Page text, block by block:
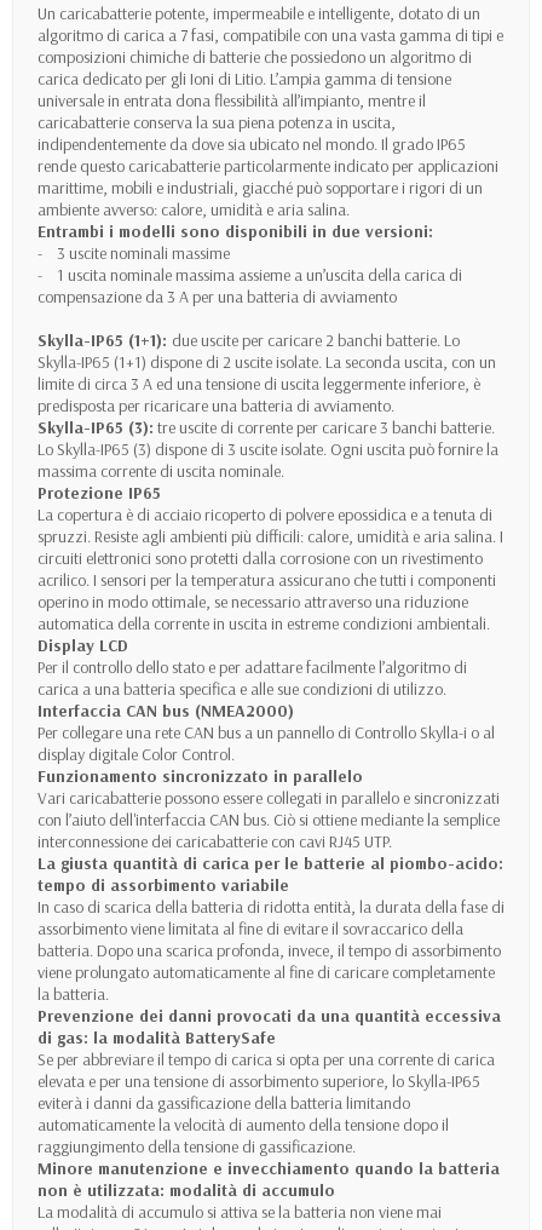
Un caricabatterie potente, impermeabile e intelligente, dotato di un
algoritmo di carica a 7 fasi, compatibile con una vasta gamma di tipi e
composizioni chimiche di batterie che possiedono un algoritmo di
carica dedicato per gli Ioni di Litio. L’ampia gamma di tensione
universale in entrata dona flessibilità all’impianto, mentre il
caricabatterie conserva la sua piena potenza in uscita,
indipendentemente da dove sia ubicato nel mondo. Il grado IP65
rende questo caricabatterie particolarmente indicato per applicazioni
marittime, mobili e industriali, giacché può sopportare i rigori di un
ambiente avverso: calore, umidità e aria salina.
Entrambi i modelli sono disponibili in due versioni:
- 3 uscite nominali massime
- 1 uscita nominale massima assieme a un’uscita della carica di
compensazione da 3 A per una batteria di avviamento
Skylla-IP65 (1+1): due uscite per caricare 2 banchi batterie. Lo
Skylla-IP65 (1+1) dispone di 2 uscite isolate. La seconda uscita, con un
limite di circa 3 A ed una tensione di uscita leggermente inferiore, è
predisposta per ricaricare una batteria di avviamento.
Skylla-IP65 (3): tre uscite di corrente per caricare 3 banchi batterie.
Lo Skylla-IP65 (3) dispone di 3 uscite isolate. Ogni uscita può fornire la
massima corrente di uscita nominale.
Protezione IP65
La copertura è di acciaio ricoperto di polvere epossidica e a tenuta di
spruzzi. Resiste agli ambienti più difficili: calore, umidità e aria salina. I
circuiti elettronici sono protetti dalla corrosione con un rivestimento
acrilico. I sensori per la temperatura assicurano che tutti i componenti
operino in modo ottimale, se necessario attraverso una riduzione
automatica della corrente in uscita in estreme condizioni ambientali.
Display LCD
Per il controllo dello stato e per adattare facilmente l’algoritmo di
carica a una batteria specifica e alle sue condizioni di utilizzo.
Interfaccia CAN bus (NMEA2000)
Per collegare una rete CAN bus a un pannello di Controllo Skylla-i o al
display digitale Color Control.
Funzionamento sincronizzato in parallelo
Vari caricabatterie possono essere collegati in parallelo e sincronizzati
con l’aiuto dell'interfaccia CAN bus. Ciò si ottiene mediante la semplice
interconnessione dei caricabatterie con cavi RJ45 UTP.
La giusta quantità di carica per le batterie al piombo-acido:
tempo di assorbimento variabile
In caso di scarica della batteria di ridotta entità, la durata della fase di
assorbimento viene limitata al fine di evitare il sovraccarico della
batteria. Dopo una scarica profonda, invece, il tempo di assorbimento
viene prolungato automaticamente al fine di caricare completamente
la batteria.
Prevenzione dei danni provocati da una quantità eccessiva
di gas: la modalità BatterySafe
Se per abbreviare il tempo di carica si opta per una corrente di carica
elevata e per una tensione di assorbimento superiore, lo Skylla-IP65
eviterà i danni da gassificazione della batteria limitando
automaticamente la velocità di aumento della tensione dopo il
raggiungimento della tensione di gassificazione.
Minore manutenzione e invecchiamento quando la batteria
non è utilizzata: modalità di accumulo
La modalità di accumulo si attiva se la batteria non viene mai